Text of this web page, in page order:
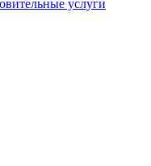
услуги